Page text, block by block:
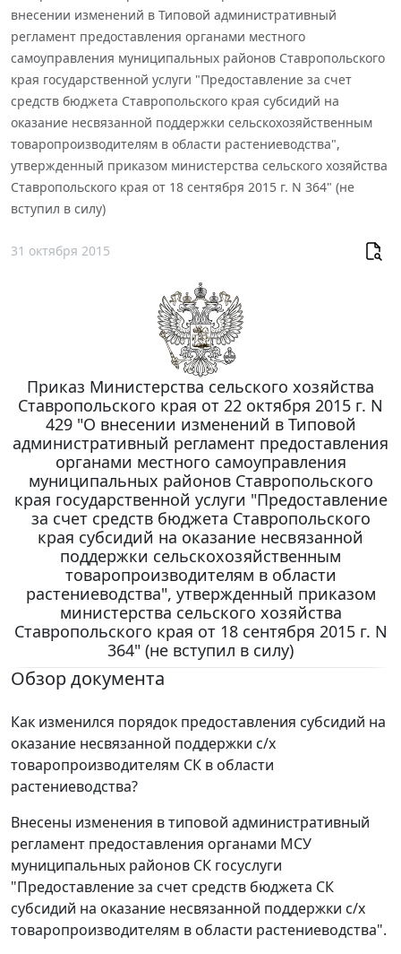
внесении изменений в Типовой административный
регламент предоставления органами местного
самоуправления муниципальных районов Ставропольского
края государственной услуги "Предоставление за счет
средств бюджета Ставропольского края субсидий на
оказание несвязанной поддержки сельскохозяйственным
товаропроизводителям в области растениеводства",
утвержденный приказом министерства сельского хозяйства
Ставропольского края от 18 сентября 2015 г. N 364" (не
вступил в силу)
31 октября 2015
Приказ Министерства сельского хозяйства
Ставропольского края от 22 октября 2015 г. N
429 "О внесении изменений в Типовой
административный регламент предоставления
органами местного самоуправления
муниципальных районов Ставропольского
края государственной услуги "Предоставление
за счет средств бюджета Ставропольского
края субсидий на оказание несвязанной
поддержки сельскохозяйственным
товаропроизводителям в области
растениеводства", утвержденный приказом
министерства сельского хозяйства
Ставропольского края от 18 сентября 2015 г. N
364" (не вступил в силу)
Обзор документа
Как изменился порядок предоставления субсидий на
оказание несвязанной поддержки с/х
товаропроизводителям СК в области
растениеводства?
Внесены изменения в типовой административный
регламент предоставления органами МСУ
муниципальных районов СК госуслуги
"Предоставление за счет средств бюджета СК
субсидий на оказание несвязанной поддержки с/х
товаропроизводителям в области растениеводства".